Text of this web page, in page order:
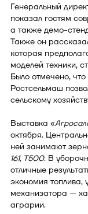
Генеральный
показал гостям
а также демо-
Также он
которая
моделей техники,
Было отмечено,
Ростсельмаш
сельскому
Выставка «
октября.
ней занимают
161, T500. В
отличные
экономия топлива,
механизатора —
аграрии.